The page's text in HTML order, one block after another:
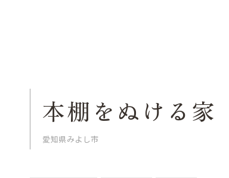
本棚をぬける家
愛知県みよし市